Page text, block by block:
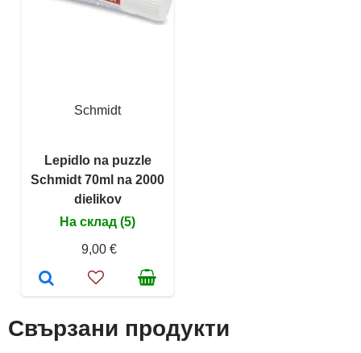
Schmidt
Lepidlo na puzzle
Schmidt 70ml na 2000
dielikov
На склад (5)
9,00 €
Свързани продукти